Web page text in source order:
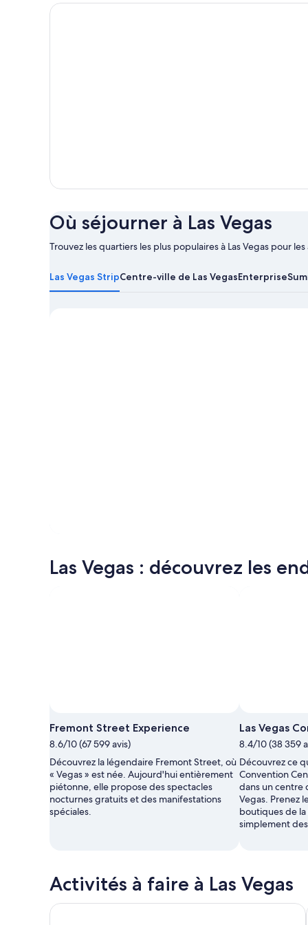
Las Vegas Pool House
Où séjourner à Las Vegas
Trouvez les quartiers les plus populaires à Las Vegas pour
savoir
plus
sur
Las Vegas StripCentre-ville de Las VegasEnterprise
Las Vegas : découvrez les
Fremont Street Experience
8.6/10 (67 599 avis)
Découvrez la légendaire Fremont Street, où
« Vegas » est née. Aujourd'hui entièrement
piétonne, elle propose des spectacles
nocturnes gratuits et des manifestations
spéciales.
Las Vegas
8.4/10 (38 359
Découvrez ce
Convention
dans un centre
Vegas. Prenez
boutiques de
simplement
Activités à faire à Las Vegas
VEGAS! THE SHOW